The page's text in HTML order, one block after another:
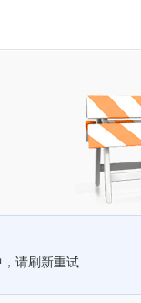
请刷新重试